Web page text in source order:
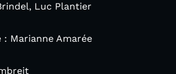
Luc Plantier
Marianne Amarée